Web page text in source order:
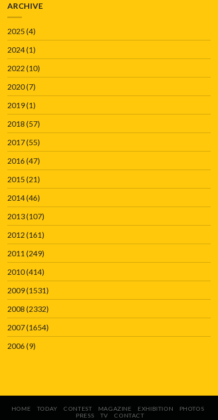
ARCHIVE
2025(4)
2024(1)
2022 (10)
2020(7)
2019(1)
2018 (57)
2017(55)
2016(47)
2015(21)
2014(46)
2013(107)
2012 (161)
2011 (249)
2010(414)
2009(1531)
2008 (2332)
2007(1654)
2006(9)
HOME TODAY CONTEST MAGAZINE EXHIBITION
PHOTOS
PRESS
TV CONTACT